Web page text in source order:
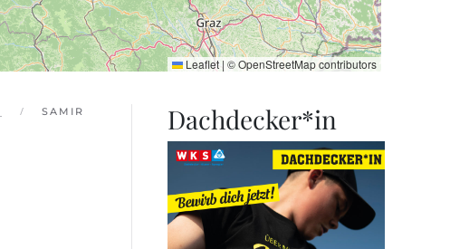
Leaflet | ©OpenStreetMapcontributors
SAMIR
Dachdecker*in